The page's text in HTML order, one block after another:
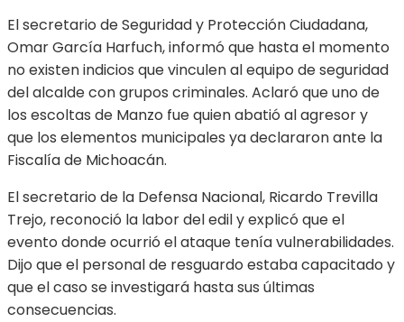
El secretario de Seguridad y Protección Ciudadana,
Omar García Harfuch, informó que hasta el momento
no existen indicios que vinculen al equipo de seguridad
del alcalde con grupos criminales. Aclaró que uno de
los escoltas de Manzo fue quien abatió al agresor y
que los elementos municipales ya declararon ante la
Fiscalía de Michoacán.
El secretario de la Defensa Nacional, Ricardo Trevilla
Trejo, reconoció la labor del edil y explicó que el
evento donde ocurrió el ataque tenía vulnerabilidades.
Dijo que el personal de resguardo estaba capacitado y
que el caso se investigará hasta sus últimas
consecuencias.